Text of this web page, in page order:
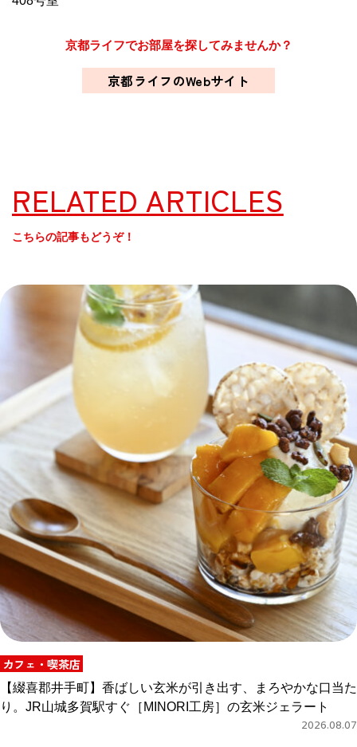
京都ライフでお部屋を探してみませんか？
京都ライフのWebサイト
RELATED ARTICLES
こちらの記事もどうぞ！
カフェ・喫茶店
【綴喜郡井手町】香ばしい玄米が引き出す、まろやかな口当た
り。JR山城多賀駅すぐ［MINORI工房］の玄米ジェラート
2026.08.07